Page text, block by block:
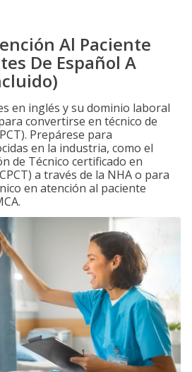
Al Paciente
De Español A
en inglés y su dominio laboral
convertirse en técnico de
Prepárese para
en la industria, como el
de Técnico certificado en
a través de la NHA o para
en atención al paciente